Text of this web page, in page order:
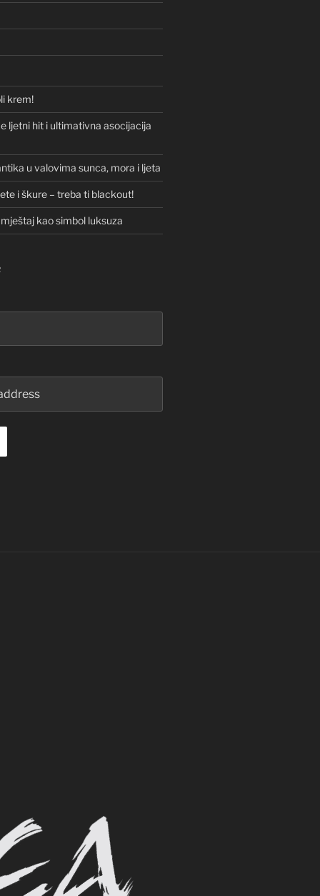
krem!
ljetni hit i ultimativna asocijacija
u valovima sunca, mora i ljeta
i škure – treba ti blackout!
kao simbol luksuza